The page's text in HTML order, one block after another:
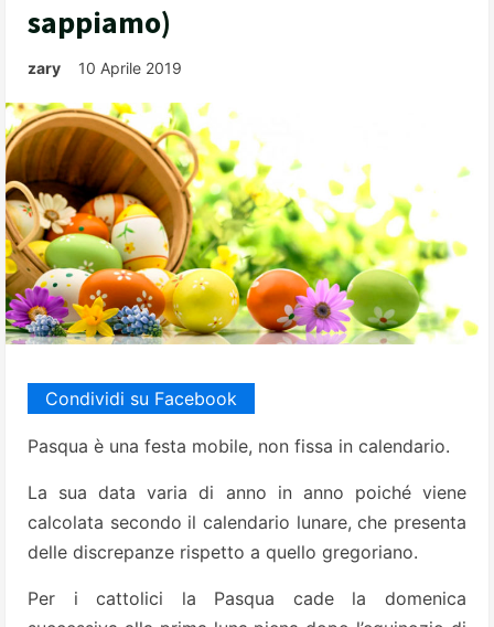
sappiamo)
zary 10 Aprile 2019
Condividi su Facebook
Pasqua è una festa mobile, non fissa in calendario.
La sua data varia di anno in anno poiché viene
calcolata secondo il calendario lunare, che presenta
delle discrepanze rispetto a quello gregoriano.
Per i cattolici la Pasqua cade la domenica